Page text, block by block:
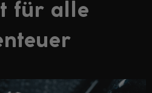
für alle